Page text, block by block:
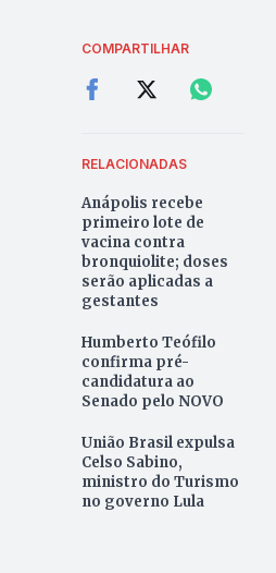
COMPARTILHAR
RELACIONADAS
Anápolis recebe
primeiro lote de
vacina contra
bronquiolite; doses
serão aplicadas a
gestantes
Humberto Teófilo
confirma pré-
candidatura ao
Senado pelo NOVO
União Brasil expulsa
Celso Sabino,
ministro do Turismo
no governo Lula